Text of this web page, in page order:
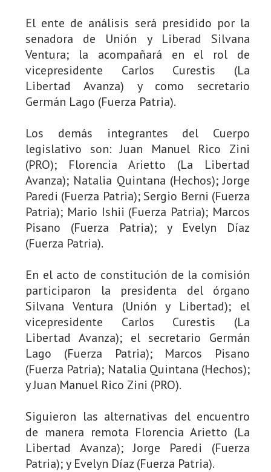
El ente de análisis será presidido por la
senadora de Unión y Liberad Silvana
Ventura; la acompañará en el rol de
vicepresidente Carlos Curestis (La
Libertad Avanza) y como secretario
Germán Lago (Fuerza Patria).
Los demás integrantes del Cuerpo
legislativo son: Juan Manuel Rico Zini
(PRO); Florencia Arietto (La Libertad
Avanza); Natalia Quintana (Hechos); Jorge
Paredi (Fuerza Patria); Sergio Berni (Fuerza
Patria); Mario Ishii (Fuerza Patria); Marcos
Pisano (Fuerza Patria); y Evelyn Díaz
(Fuerza Patria).
En el acto de constitución de la comisión
participaron la presidenta del órgano
Silvana Ventura (Unión y Libertad); el
vicepresidente Carlos Curestis (La
Libertad Avanza); el secretario Germán
Lago (Fuerza Patria); Marcos Pisano
(Fuerza Patria); Natalia Quintana (Hechos);
y Juan Manuel Rico Zini (PRO).
Siguieron las alternativas del encuentro
de manera remota Florencia Arietto (La
Libertad Avanza); Jorge Paredi (Fuerza
Patria); y Evelyn Díaz (Fuerza Patria).